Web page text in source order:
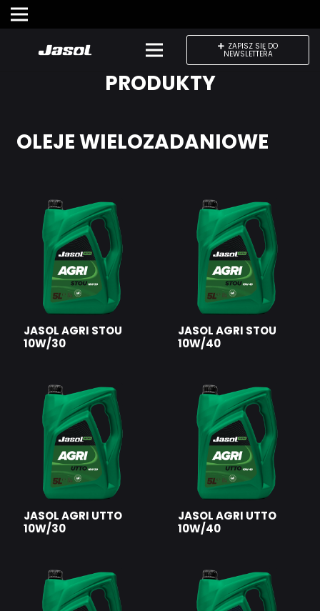
ZAPISZ SIĘ DO
NEWSLETTERA
PRODUKTY
OLEJE WIELOZADANIOWE
JASOL AGRI STOU
10W/30
JASOL AGRI STOU
10W/40
JASOL AGRI UTTO
10W/30
JASOL AGRI UTTO
10W/40